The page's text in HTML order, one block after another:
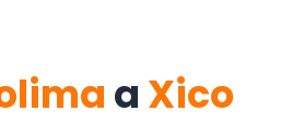
a Xico